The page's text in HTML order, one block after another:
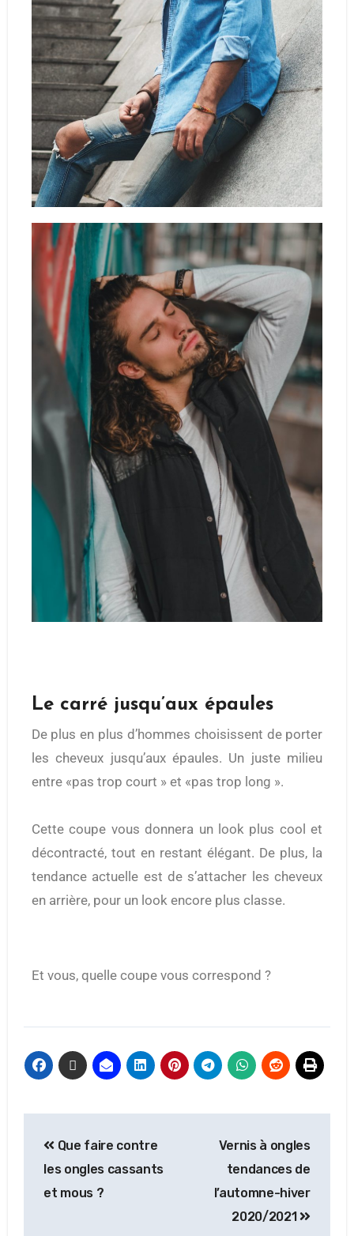
Le carré jusqu’aux épaules
De plus en plus d’hommes choisissent de porter
les cheveux jusqu’aux épaules. Un juste milieu
entre «pas trop court » et «pas trop long ».
Cette coupe vous donnera un look plus cool et
décontracté, tout en restant élégant. De plus, la
tendance actuelle est de s’attacher les cheveux
en arrière, pour un look encore plus classe.
Et vous, quelle coupe vous correspond ?
Que faire contre
les ongles cassants
et mous ?
Vernis à ongles
tendances de
l’automne-hiver
2020/2021